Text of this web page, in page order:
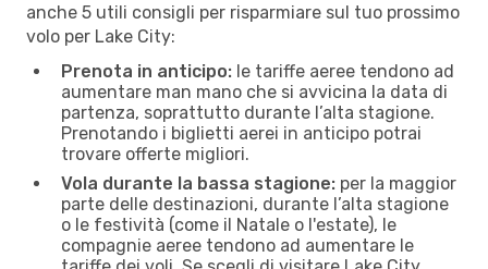
anche 5 utili consigli per risparmiare sul tuo prossimo
volo per Lake City:
Prenota in anticipo: le tariffe aeree tendono ad
aumentare man mano che si avvicina la data di
partenza, soprattutto durante l’alta stagione.
Prenotando i biglietti aerei in anticipo potrai
trovare offerte migliori.
Vola durante la bassa stagione: per la maggior
parte delle destinazioni, durante l’alta stagione
o le festività (come il Natale o l'estate), le
compagnie aeree tendono ad aumentare le